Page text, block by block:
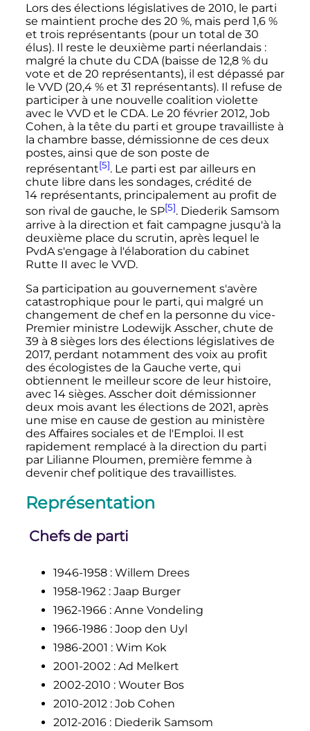
Lors des élections législatives de 2010, le parti
se maintient proche des 20 %, mais perd 1,6 %
et trois représentants (pour un total de 30
élus). Il reste le deuxième parti néerlandais :
malgré la chute du CDA (baisse de 12,8 % du
vote et de 20 représentants), il est dépassé par
le VVD (20,4 % et 31 représentants). Il refuse de
participer à une nouvelle coalition violette
avec le VVD et le CDA. Le 20 février 2012, Job
Cohen, à la tête du parti et groupe travailliste à
la chambre basse, démissionne de ces deux
postes, ainsi que de son poste de
représentant[5]. Le parti est par ailleurs en
chute libre dans les sondages, crédité de
14 représentants, principalement au profit de
son rival de gauche, le SP[5]. Diederik Samsom
arrive à la direction et fait campagne jusqu'à la
deuxième place du scrutin, après lequel le
PvdA s'engage à l'élaboration du cabinet
Rutte II avec le VVD.
Sa participation au gouvernement s'avère
catastrophique pour le parti, qui malgré un
changement de chef en la personne du vice-
Premier ministre Lodewijk Asscher, chute de
39 à 8 siègeslors des élections législatives de
2017, perdant notamment des voix au profit
des écologistes de la Gauche verte, qui
obtiennent le meilleur score de leur histoire,
avec 14 sièges. Asscher doit démissionner
deux mois avant les élections de 2021, après
une mise en cause de gestion au ministère
des Affaires sociales et de l'Emploi. Il est
rapidement remplacé à la direction du parti
par Lilianne Ploumen, première femme à
devenir chef politique des travaillistes.
Représentation
Chefs de parti
1946-1958 : Willem Drees
1958-1962 : Jaap Burger
1962-1966 : Anne Vondeling
1966-1986 : Joop den Uyl
1986-2001 : Wim Kok
2001-2002 : Ad Melkert
2002-2010 : Wouter Bos
2010-2012 : Job Cohen
2012-2016 : Diederik Samsom